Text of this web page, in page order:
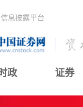
息披露平台
时政 证券